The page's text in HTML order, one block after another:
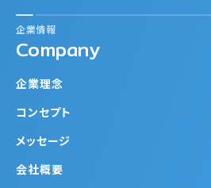
企業情報
Company
企業理念
コンセプト
メッセージ
会社概要